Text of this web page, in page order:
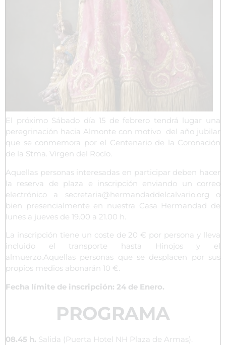
El próximo Sábado día 15 de febrero tendrá lugar una
peregrinación hacia Almonte con motivo del año jubilar
que se conmemora por el Centenario de la Coronación
de la Stma. Virgen del Rocío.
Aquellas personas interesadas en participar deben hacer
la reserva de plaza e inscripción enviando un correo
electrónico a secretaria@hermandaddelcalvario.org o
bien presencialmente en nuestra Casa Hermandad de
lunes a jueves de 19.00 a 21.00 h.
La inscripción tiene un coste de 20 € por persona y lleva
incluido el transporte hasta Hinojos y el
almuerzo.Aquellas personas que se desplacen por sus
propios medios abonarán 10 €.
Fecha límite de inscripción: 24 de Enero.
PROGRAMA
08.45 h. Salida (Puerta Hotel NH Plaza de Armas).